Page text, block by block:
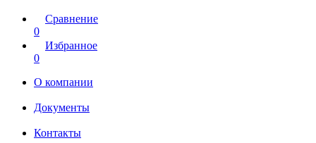
Сравнение
0
Избранное
0
О компании
Документы
Контакты